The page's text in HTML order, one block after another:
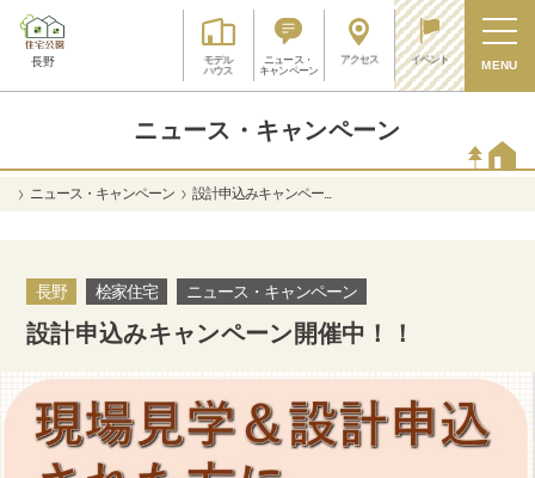
長野
モデル
ハウス
ニュース・
キャンペーン
アクセス イベント MENU
ニュース・キャンペーン
ニュース・キャンペーン 設計申込みキャンペー...
長野 桧家住宅 ニュース・キャンペーン
設計申込みキャンペーン開催中！！